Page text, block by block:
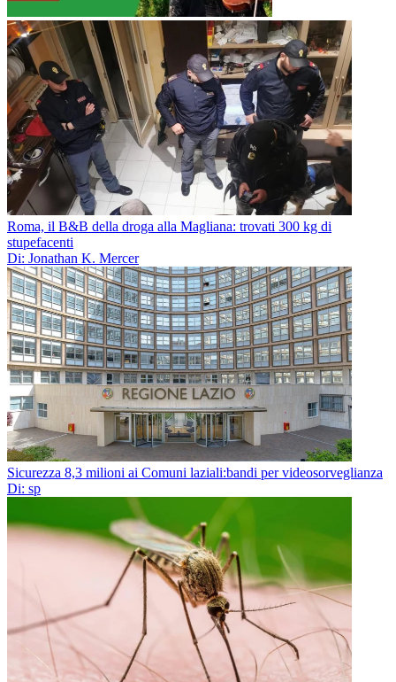
Roma, il B&B della droga alla Magliana: trovati 300 kg di
stupefacenti
Di: Jonathan K. Mercer
Sicurezza 8,3 milioni ai Comuni laziali:bandi per videosorveglianza
Di: sp